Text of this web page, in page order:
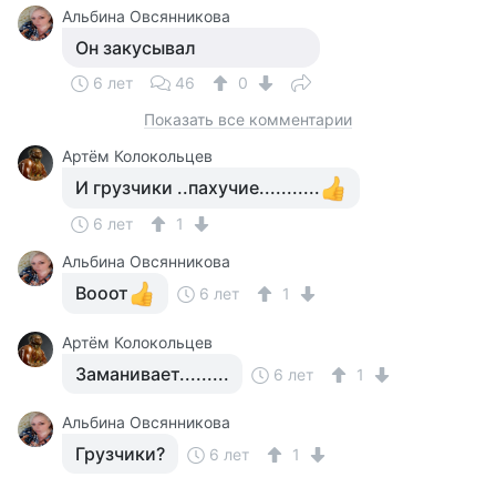
Альбина Овсянникова
Он закусывал
6 лет 46
0
Показать все комментарии
Артём Колокольцев
И грузчики ..пахучие...........
6 лет
1
Альбина Овсянникова
Вооот 6 лет 1
Артём Колокольцев
Заманивает......... 6 лет 1
Альбина Овсянникова
Грузчики? 6 лет 1